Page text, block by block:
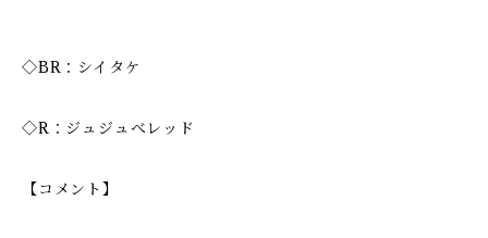
◇BR：シイタケ
◇R：ジュジュべレッド
【コメント】